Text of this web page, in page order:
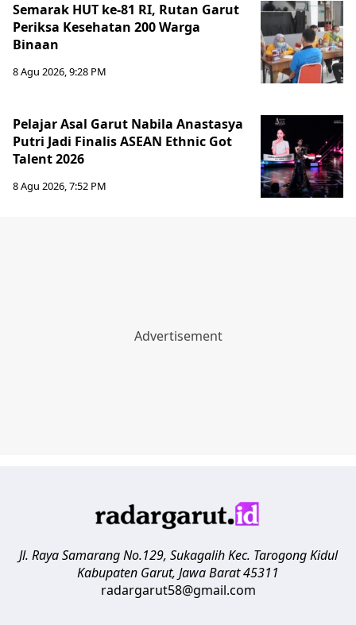
Semarak HUT ke-81 RI, Rutan Garut
Periksa Kesehatan 200 Warga
Binaan
8 Agu 2026, 9:28 PM
Pelajar Asal Garut Nabila Anastasya
Putri Jadi Finalis ASEAN Ethnic Got
Talent 2026
8 Agu 2026, 7:52 PM
Jl. Raya Samarang No.129, Sukagalih Kec. Tarogong Kidul
Kabupaten Garut, Jawa Barat45311
radargarut58@gmail.com